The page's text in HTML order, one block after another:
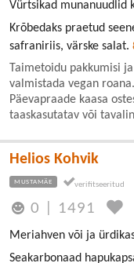
Vürtsikad munanuudlid
Krõbedaks praetud
safraniriis, värske salat.
Taimetoidu pakkumisi
valmistada vegan roana.
Päevapraade kaasa
taaskasutatav või
Helios Kohvik
MUSTAMÄE
0 1491
Meriahven või ja
Seakarbonaad